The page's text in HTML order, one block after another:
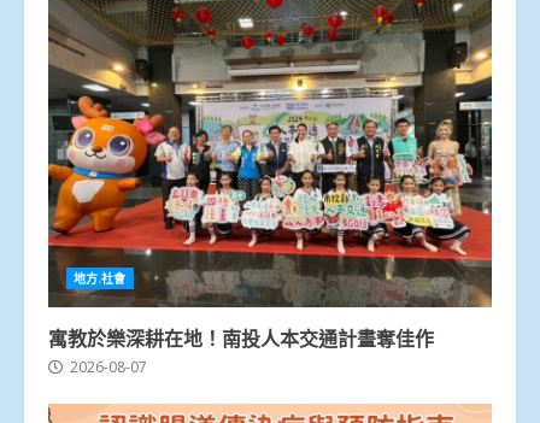
地方.社會
寓教於樂深耕在地！南投人本交通計畫奪佳作
2026-08-07